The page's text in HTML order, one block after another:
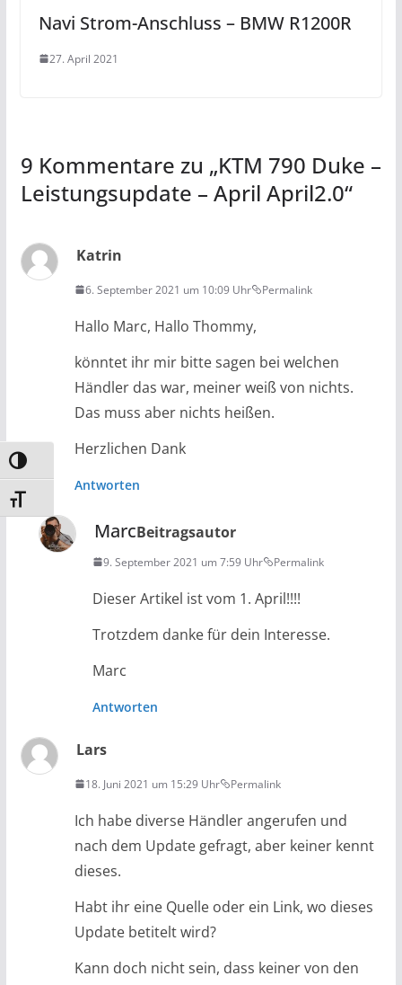
Umschalten auf hohe Kontraste
Schrift vergrößern
Navi Strom-Anschluss – BMW R1200R
27. April 2021
9 Kommentare zu „KTM 790 Duke –
Leistungsupdate – April April2.0“
Katrin
6. September 2021 um 10:09 Uhr Permalink
Hallo Marc, Hallo Thommy,
könntet ihr mir bitte sagen bei welchen
Händler das war, meiner weiß von nichts.
Das muss aber nichts heißen.
Herzlichen Dank
Antworten
MarcBeitragsautor
9. September 2021 um 7:59 Uhr Permalink
Dieser Artikel ist vom 1. April!!!!
Trotzdem danke für dein Interesse.
Marc
Antworten
Lars
18. Juni 2021 um 15:29 Uhr Permalink
Ich habe diverse Händler angerufen und
nach dem Update gefragt, aber keiner kennt
dieses.
Habt ihr eine Quelle oder ein Link, wo dieses
Update betitelt wird?
Kann doch nicht sein, dass keiner von den